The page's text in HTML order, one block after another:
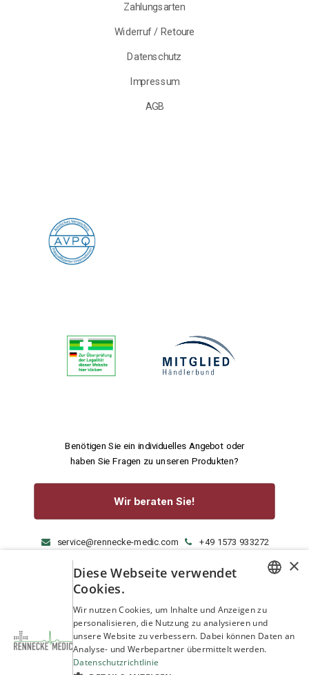
Zahlungsarten
Widerruf / Retoure
Datenschutz
Impressum
AGB
Benötigen Sie ein individuelles Angebot oder
haben Sie Fragen zu unseren Produkten?
Wir beraten Sie!
service@rennecke-medic.com +49 1573 933272
ENGLISH
×
Diese Webseite verwendet
Cookies.
Wir nutzen Cookies, um Inhalte und Anzeigen zu
personalisieren, die Nutzung zu analysieren und
unsere Website zu verbessern. Dabei können Daten an
Analyse- und Werbepartner übermittelt werden.
Datenschutzrichtlinie